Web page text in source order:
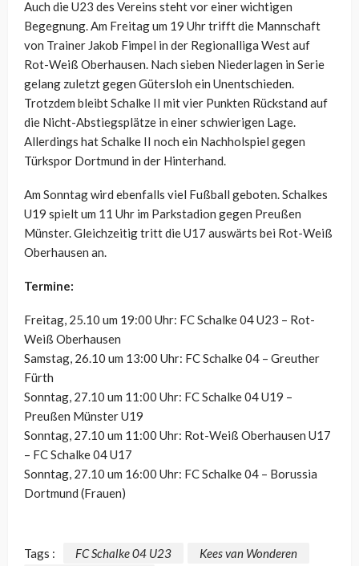
Auch die U23 des Vereins steht vor einer wichtigen
Begegnung. Am Freitag um 19 Uhr trifft die Mannschaft
von Trainer Jakob Fimpel in der Regionalliga West auf
Rot-Weiß Oberhausen. Nach sieben Niederlagen in Serie
gelang zuletzt gegen Gütersloh ein Unentschieden.
Trotzdem bleibt Schalke II mit vier Punkten Rückstand auf
die Nicht-Abstiegsplätze in einer schwierigen Lage.
Allerdings hat Schalke II noch ein Nachholspiel gegen
Türkspor Dortmund in der Hinterhand.
Am Sonntag wird ebenfalls viel Fußball geboten. Schalkes
U19 spielt um 11 Uhr im Parkstadion gegen Preußen
Münster. Gleichzeitig tritt die U17 auswärts bei Rot-Weiß
Oberhausen an.
Termine:
Freitag, 25.10 um 19:00 Uhr: FC Schalke 04 U23 – Rot-
Weiß Oberhausen
Samstag, 26.10 um 13:00 Uhr: FC Schalke 04 – Greuther
Fürth
Sonntag, 27.10 um 11:00 Uhr: FC Schalke 04 U19 –
Preußen Münster U19
Sonntag, 27.10 um 11:00 Uhr: Rot-Weiß Oberhausen U17
– FC Schalke 04 U17
Sonntag, 27.10 um 16:00 Uhr: FC Schalke 04 – Borussia
Dortmund (Frauen)
Tags : FC Schalke 04 U23
Kees van Wonderen